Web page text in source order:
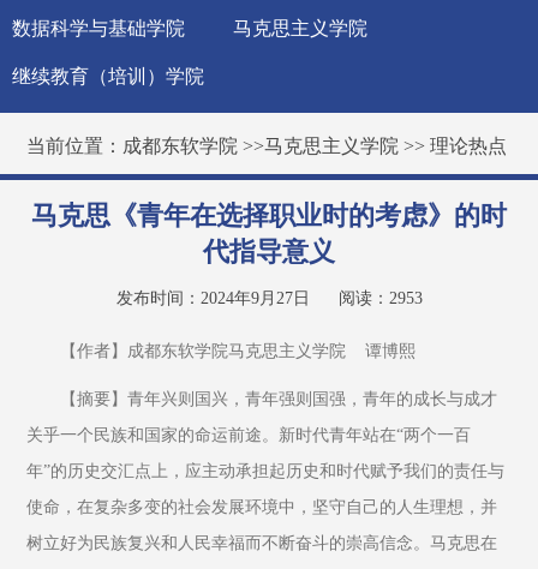
数据科学与基础学院 马克思主义学院
继续教育（培训）学院
当前位置： 成都东软学院 >>马克思主义学院 >>理论热点
马克思《青年在选择职业时的考虑》的时
代指导意义
发布时间：2024年9月27日 阅读： 2953
【作者】成都东软学院马克思主义学院    谭博熙
【摘要】青年兴则国兴，青年强则国强，青年的成长与成才
关乎一个民族和国家的命运前途。新时代青年站在“两个一百
年”的历史交汇点上，应主动承担起历史和时代赋予我们的责任与
使命，在复杂多变的社会发展环境中，坚守自己的人生理想，并
树立好为民族复兴和人民幸福而不断奋斗的崇高信念。马克思在